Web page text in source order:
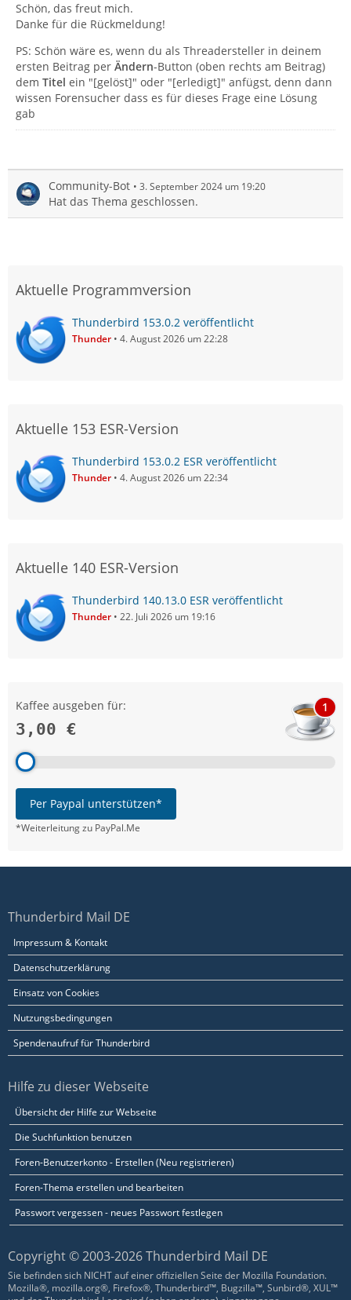
Schön, das freut mich.
Danke für die Rückmeldung!
PS: Schön wäre es, wenn du als Threadersteller in deinem
ersten Beitrag per Ändern-Button (oben rechts am Beitrag)
dem Titel ein "[gelöst]" oder "[erledigt]" anfügst, denn dann
wissen Forensucher dass es für dieses Frage eine Lösung
gab
Community-Bot 3. September 2024 um 19:20
Hat das Thema geschlossen.
Aktuelle Programmversion
Thunderbird 153.0.2 veröffentlicht
Thunder 4. August 2026 um 22:28
Aktuelle 153 ESR-Version
Thunderbird 153.0.2 ESR veröffentlicht
Thunder 4. August 2026 um 22:34
Aktuelle 140 ESR-Version
Thunderbird 140.13.0 ESR veröffentlicht
Thunder 22. Juli 2026 um 19:16
Kaffee ausgeben für:
3,00 €
1
Per Paypal unterstützen*
*Weiterleitung zu PayPal.Me
Thunderbird Mail DE
Impressum & Kontakt
Datenschutzerklärung
Einsatz von Cookies
Nutzungsbedingungen
Spendenaufruf für Thunderbird
Hilfe zu dieser Webseite
Übersicht der Hilfe zur Webseite
Die Suchfunktion benutzen
Foren-Benutzerkonto - Erstellen (Neu registrieren)
Foren-Thema erstellen und bearbeiten
Passwort vergessen - neues Passwort festlegen
Copyright © 2003-2026 Thunderbird Mail DE
Sie befinden sich NICHT auf einer offiziellen Seite der Mozilla Foundation.
Mozilla®, mozilla.org®, Firefox®, Thunderbird™, Bugzilla™, Sunbird®, XUL™